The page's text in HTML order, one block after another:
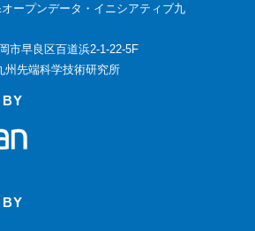
ープンデータ・イニシアティブ九
市早良区百道浜2-1-22-5F
州先端科学技術研究所
BY
BY